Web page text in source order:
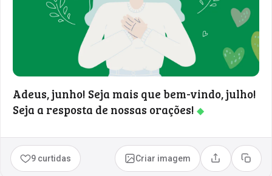
Adeus, junho! Seja mais que bem-vindo, julho!
Seja a resposta de nossas orações! ◆
9 curtidas Criar imagem Compartilhar
Copiar